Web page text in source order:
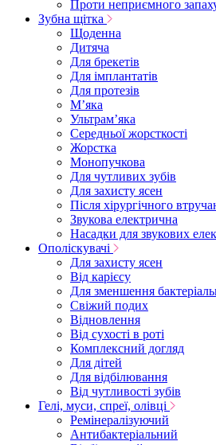
Проти неприємного
Зубна щітка
Щоденна
Дитяча
Для брекетів
Для імплантатів
Для протезів
Мʼяка
Ультрамʼяка
Середньої жорсткості
Жорстка
Монопучкова
Для чутливих зубів
Для захисту ясен
Після хірургічного
Звукова електрична
Насадки для звукових
Ополіскувачі
Для захисту ясен
Від карієсу
Для зменшення
Свіжий подих
Відновлення
Від сухості в роті
Комплексний догляд
Для дітей
Для відбілювання
Від чутливості зубів
Гелі, муси, спреї, олівці
Ремінералізуючий
Антибактеріальний